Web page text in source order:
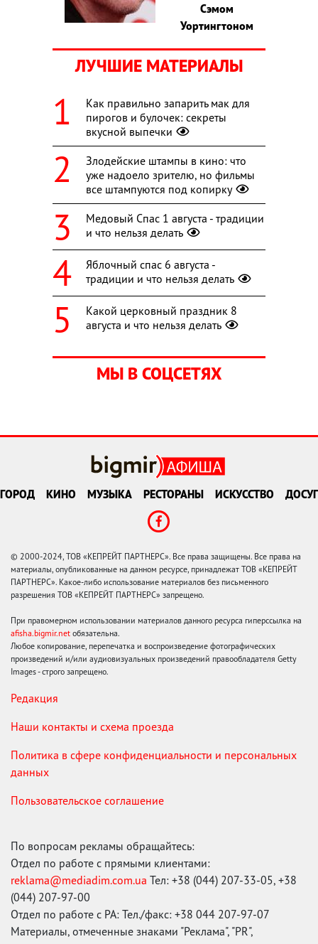
Сэмом
Уортингтоном
ЛУЧШИЕ МАТЕРИАЛЫ
Как правильно запарить мак для
пирогов и булочек: секреты
вкусной выпечки
Злодейские штампы в кино: что
уже надоело зрителю, но фильмы
все штампуются под копирку
Медовый Спас 1 августа - традиции
и что нельзя делать
Яблочный спас 6 августа -
традиции и что нельзя делать
Какой церковный праздник 8
августа и что нельзя делать
МЫ В СОЦСЕТЯХ
ГОРОД КИНО МУЗЫКА РЕСТОРАНЫ ИСКУССТВО ДОСУГ
© 2000-2024, ТОВ «КЕПРЕЙТ ПАРТНЕРС». Все права защищены. Все права на
материалы, опубликованные на данном ресурсе, принадлежат ТОВ «КЕПРЕЙТ
ПАРТНЕРС». Какое-либо использование материалов без письменного
разрешения ТОВ «КЕПРЕЙТ ПАРТНЕРС» запрещено.
При правомерном использовании материалов данного ресурса гиперссылка на
afisha.bigmir.net обязательна.
Любое копирование, перепечатка и воспроизведение фотографических
произведений и/или аудиовизуальных произведений правообладателя Getty
Images - строго запрещено.
Редакция
Наши контакты и схема проезда
Политика в сфере конфиденциальности и персональных
данных
Пользовательское соглашение
По вопросам рекламы обращайтесь:
Отдел по работе с прямыми клиентами:
reklama@mediadim.com.ua Тел: +38 (044) 207-33-05, +38
(044) 207-97-00
Отдел по работе с РА: Тел./факс: +38 044 207-97-07
Материалы, отмеченные знаками "Реклама", "PR",